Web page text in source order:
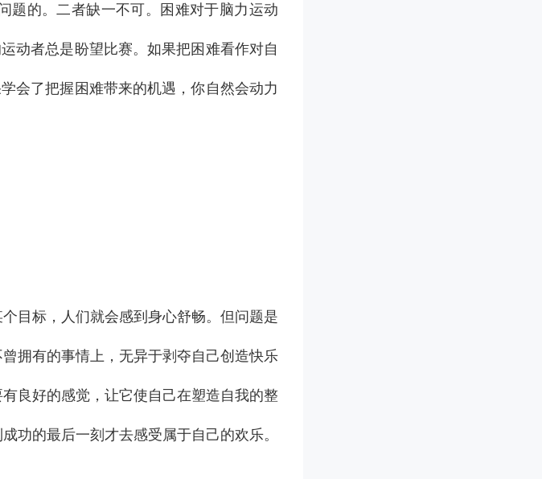
题的。二者缺一不可。困难对于脑力运动
动者总是盼望比赛。如果把困难看作对自
会了把握困难带来的机遇，你自然会动力
目标，人们就会感到身心舒畅。但问题是
拥有的事情上，无异于剥夺自己创造快乐
良好的感觉，让它使自己在塑造自我的整
功的最后一刻才去感受属于自己的欢乐。